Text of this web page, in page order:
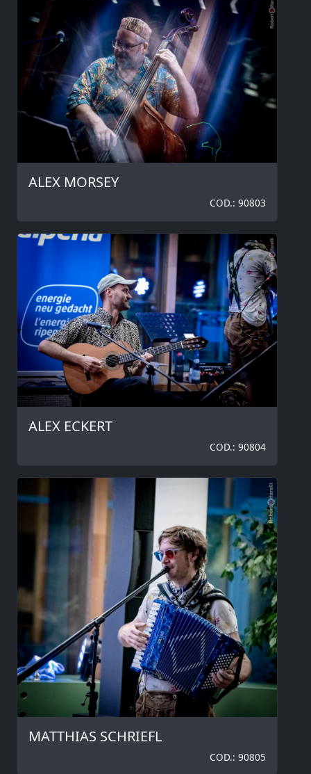
ALEX MORSEY
COD.: 90803
ALEX ECKERT
COD.: 90804
MATTHIAS SCHRIEFL
COD.: 90805